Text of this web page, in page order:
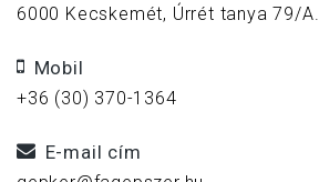
6000 Kecskemét, Úrrét tanya 79/A.
Mobil
+36 (30) 370-1364
E-mail cím